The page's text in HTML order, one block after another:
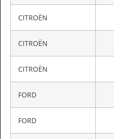
CITROËN
CITROËN
CITROËN
FORD
FORD